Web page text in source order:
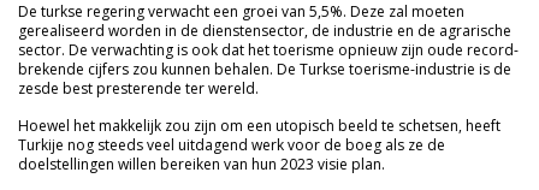
De turkse regering verwacht een groei van 5,5%. Deze zal moeten
gerealiseerd worden in de dienstensector, de industrie en de agrarische
sector. De verwachting is ook dat het toerisme opnieuw zijn oude record-
brekende cijfers zou kunnen behalen. De Turkse toerisme-industrie is de
zesde best presterende ter wereld.
Hoewel het makkelijk zou zijn om een utopisch beeld te schetsen, heeft
Turkije nog steeds veel uitdagend werk voor de boeg als ze de
doelstellingen willen bereiken van hun 2023 visie plan.